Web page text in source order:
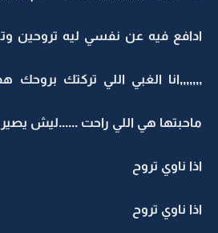
ادافع فيه عن نفسي ليه تروحين
,,,,,,,انا الغبي اللي تركتك بروحك
ماحبتها هي اللي راحت ......ليش
اذا ناوي تروح
اذا ناوي تروح